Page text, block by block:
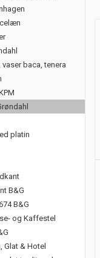
baca, tenera
platin
B&G
B&G
og Kaffestel
Glat & Hotel